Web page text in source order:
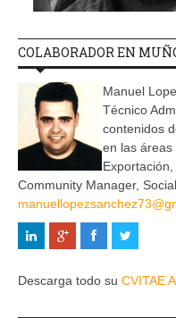
COLABORADOR EN
Manuel
Técnico
contenidos
en las áreas
Community Manager,
Descarga todo su CVITAE